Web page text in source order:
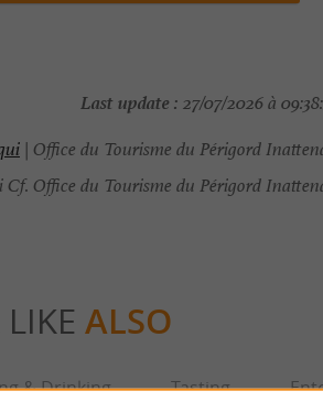
Last update : 27/07/2026 à
| Office du Tourisme du Périgord
Cf. Office du Tourisme du Périgord
ALSO
& Drinking Tasting